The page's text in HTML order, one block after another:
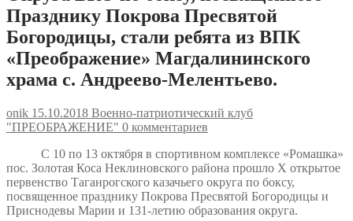
Празднику Покрова Пресвятой
Богородицы, стали ребята из ВПК
«Преображение» Магдалининского
храма с. Андреево-Мелентьево.
onik 15.10.2018 Военно-патриотический клуб
"ПРЕОБРАЖЕНИЕ" 0 комментариев
С 10 по 13 октября в спортивном комплексе «Ромашка»
пос. Золотая Коса Неклиновского района прошло Х открытое
первенство Таганрогского казачьего округа по боксу,
посвященное празднику Покрова Пресвятой Богородицы и
Приснодевы Марии и 131-летию образования округа.